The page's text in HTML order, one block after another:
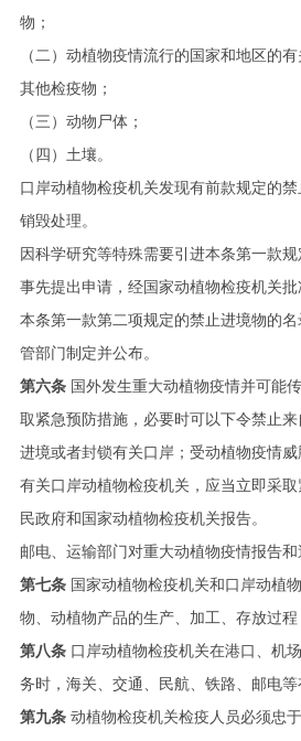
物；
（二）动植物疫情流行的国家和地区的
其他检疫物；
（三）动物尸体；
（四）土壤。
口岸动植物检疫机关发现有前款规定的
销毁处理。
因科学研究等特殊需要引进本条第一款
事先提出申请，经国家动植物检疫机关批
本条第一款第二项规定的禁止进境物的
管部门制定并公布。
第六条 国外发生重大动植物疫情并可能
取紧急预防措施，必要时可以下令禁止
进境或者封锁有关口岸；受动植物疫情
有关口岸动植物检疫机关，应当立即采
民政府和国家动植物检疫机关报告。
邮电、运输部门对重大动植物疫情报告和
第七条 国家动植物检疫机关和口岸动植
物、动植物产品的生产、加工、存放过程
第八条 口岸动植物检疫机关在港口、机
务时，海关、交通、民航、铁路、邮电等
第九条 动植物检疫机关检疫人员必须忠